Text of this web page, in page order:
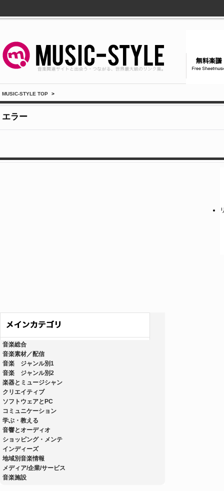
MUSIC-STYLE TOP >
エラー
音楽総合
音楽素材／配信
音楽 ジャンル別1
音楽 ジャンル別2
楽器とミュージシャン
クリエイティブ
ソフトウェアとPC
コミュニケーション
学ぶ・教える
音響とオーディオ
ショッピング・メンテ
インディーズ
地域別音楽情報
メディア/企業/サービス
音楽施設